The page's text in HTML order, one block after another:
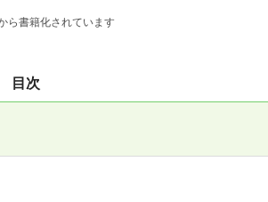
ら書籍化されています
目次